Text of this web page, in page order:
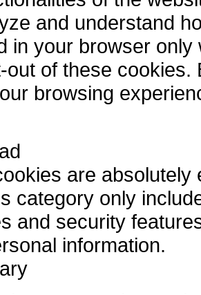
and understand
in your browser
out of these
browsing
are
category only
and security
information.